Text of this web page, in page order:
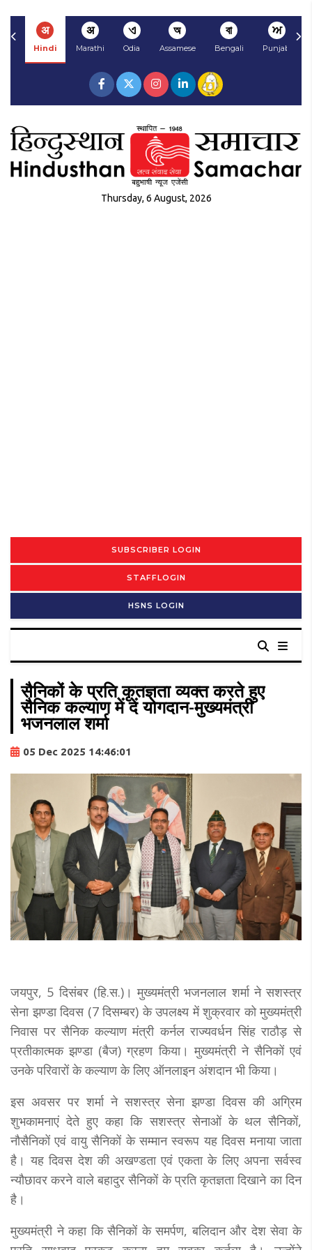
अ
Hindi
अ
Marathi
ଏ
Odia
অ
Assamese
বা
Bengali
ਅ
Punjabi
Thursday, 6 August, 2026
SUBSCRIBER LOGIN
STAFFLOGIN
HSNS LOGIN
सैनिकों के प्रति कृतज्ञता व्यक्त करते हुए
सैनिक कल्याण में दें योगदान-मुख्यमंत्री
भजनलाल शर्मा
05 Dec 2025 14:46:01
जयपुर, 5 दिसंबर (हि.स.)। मुख्यमंत्री भजनलाल शर्मा ने सशस्त्र
सेना झण्डा दिवस (7 दिसम्बर) के उपलक्ष्य में शुक्रवार को मुख्यमंत्री
निवास पर सैनिक कल्याण मंत्री कर्नल राज्यवर्धन सिंह राठौड़ से
प्रतीकात्मक झण्डा (बैज) ग्रहण किया। मुख्यमंत्री ने सैनिकों एवं
उनके परिवारों के कल्याण के लिए ऑनलाइन अंशदान भी किया।
इस अवसर पर शर्मा ने सशस्त्र सेना झण्डा दिवस की अग्रिम
शुभकामनाएं देते हुए कहा कि सशस्त्र सेनाओं के थल सैनिकों,
नौसैनिकों एवं वायु सैनिकों के सम्मान स्वरूप यह दिवस मनाया जाता
है। यह दिवस देश की अखण्डता एवं एकता के लिए अपना सर्वस्व
न्यौछावर करने वाले बहादुर सैनिकों के प्रति कृतज्ञता दिखाने का दिन
है।
मुख्यमंत्री ने कहा कि सैनिकों के समर्पण, बलिदान और देश सेवा के